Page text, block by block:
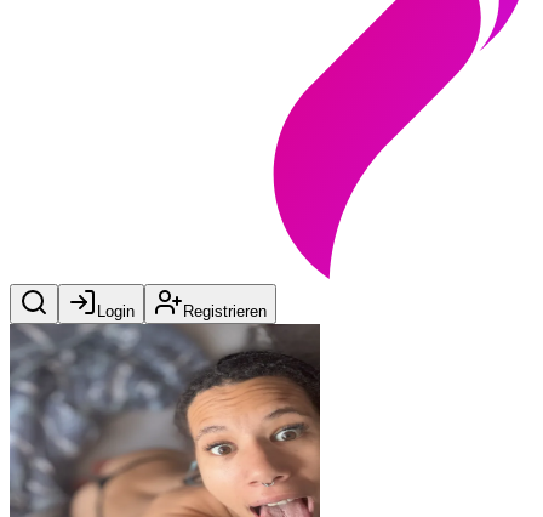
Login Registrieren